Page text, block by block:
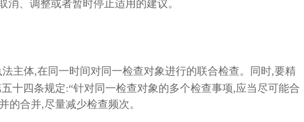
、调整或者暂时停止适用的建议。
主体,在同一时间对同一检查对象进行的联合检查。同时,要精
十四条规定:“针对同一检查对象的多个检查事项,应当尽可能合
的合并,尽量减少检查频次。